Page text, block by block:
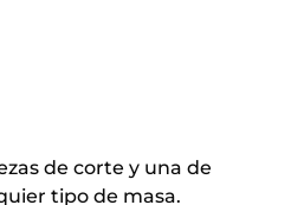
de corte y una de
tipo de masa.